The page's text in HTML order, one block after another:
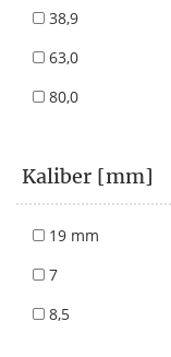
38,9
63,0
80,0
Kaliber [mm]
19 mm
7
8,5